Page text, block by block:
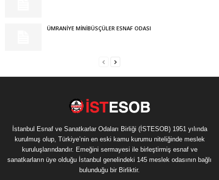
ÜMRANİYE MİNİBÜSÇÜLER ESNAF ODASI
İstanbul Esnaf ve Sanatkarlar Odaları Birliği (İSTESOB) 1951 yılında
kurulmuş olup, Türkiye’nin en eski kamu kurumu niteliğinde meslek
kuruluşlarındandır. Emeğini sermayesi ile birleştirmiş esnaf ve
sanatkarların üye olduğu İstanbul genelindeki 145 meslek odasının bağlı
bulunduğu bir Birliktir.